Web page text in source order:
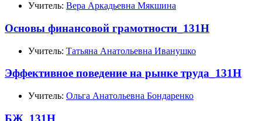
Учитель: Вера Аркадьевна Мякшина
Основы финансовой грамотности_131Н
Учитель: Татьяна Анатольевна Иванушко
Эффективное поведение на рынке труда_131Н
Учитель: Ольга Анатольевна Бондаренко
БЖ_131Н